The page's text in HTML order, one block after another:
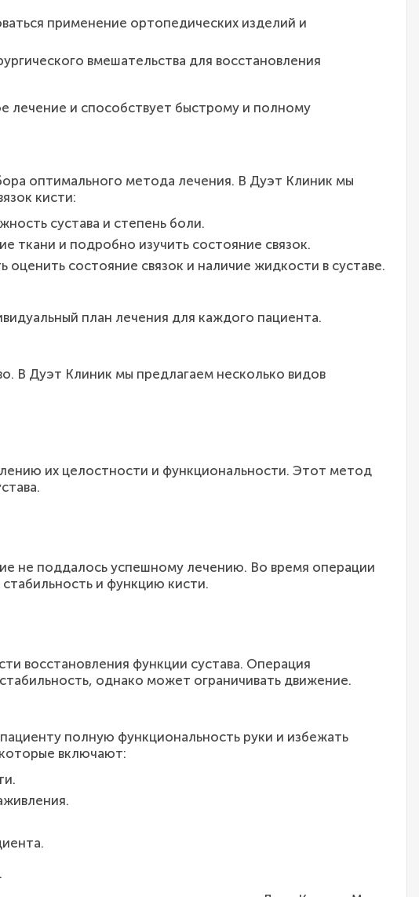
применение ортопедических изделий и
вмешательства для восстановления
лечение и способствует быстрому и полному
оптимального метода лечения. В Дуэт Клиник мы
кисти:
сустава и степень боли.
ткани и подробно изучить состояние связок.
состояние связок и наличие жидкости в суставе.
план лечения для каждого пациента.
В Дуэт Клиник мы предлагаем несколько видов
их целостности и функциональности. Этот метод
не поддалось успешному лечению. Во время операции
и функцию кисти.
восстановления функции сустава. Операция
однако может ограничивать движение.
полную функциональность руки и избежать
включают: